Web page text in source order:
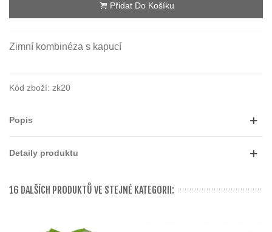
Přidat Do Košíku
Zimní kombinéza s kapucí
Kód zboží: zk20
Popis
Detaily produktu
16 DALŠÍCH PRODUKTŮ VE STEJNÉ KATEGORII: